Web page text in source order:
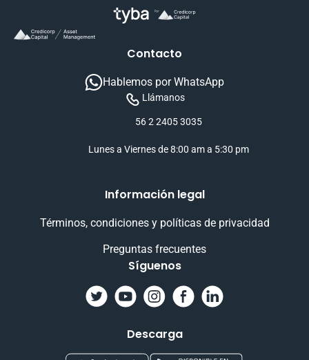
Contacto
Hablemos por WhatsApp
Llámanos
56 2 2405 3035
Lunes a Viernes de 8:00 am a 5:30 pm
Información legal
Términos, condiciones y políticas de privacidad
Preguntas frecuentes
Síguenos
Descarga